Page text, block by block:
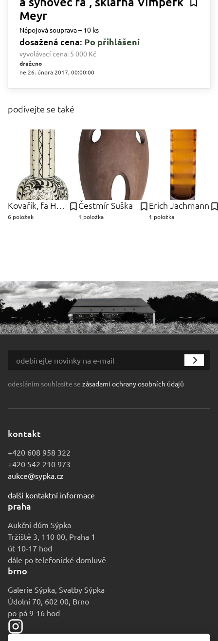
Meyr
Nápojová souprava – 10 ks
dosažená cena: Po přihlášení
vyvolávací cena: 5 000 Kč
draženo
ne 26. února 2017, 00:00:00
podívejte se také
Kovařík, fa Hubert
6 položek
Čestmír Suška
1 položka
Erich Jachmann
1 položka
odesláním souhlasíte se zásadami ochrany osobních údajů
kontakt
+420 608 958 322
+420 542 210 973
aukce@sypka.cz
další kontaktní informace
praha
Aukční dům Sýpka
Tržiště 3, 110 00, Praha 1
út 10-17 hod
dále po telefonické domluvě
brno
Galerie Sýpka, Svatby Sýpka
Údolní 70, 602 00, Brno
po-pá 9-16 hod